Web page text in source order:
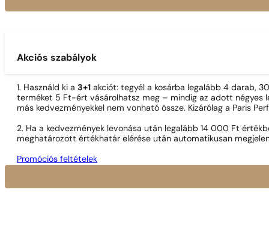
Akciós szabályok
1. Használd ki a 3+1 akciót: tegyél a kosárba legalább 4 darab,
terméket 5 Ft-ért vásárolhatsz meg – mindig az adott négyes
más kedvezményekkel nem vonható össze. Kizárólag a Paris
2. Ha a kedvezmények levonása után legalább 14 000 Ft
meghatározott értékhatár elérése után automatikusan
Promóciós feltételek